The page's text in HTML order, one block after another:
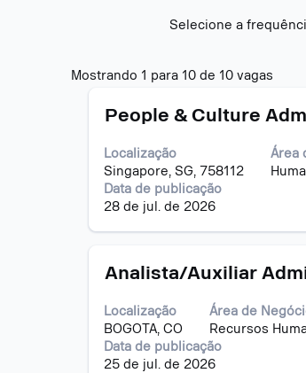
Selecione a
Mostrando 1 para 10 de 10 vagas
para
1
10
Use
tecla
Tab
Título
People & Culture
Localização
Singapore, SG, 758112
Área
Data de publicação
28 de jul. de 2026
Selecione
vaga
com
a
barra
espaço
para
todas
as
informações
dela.
Título
Analista/Auxiliar
Localização
BOGOTA, CO
Área de
Recursos
Data de publicação
25 de jul. de 2026
Selecione
vaga
com
a
barra